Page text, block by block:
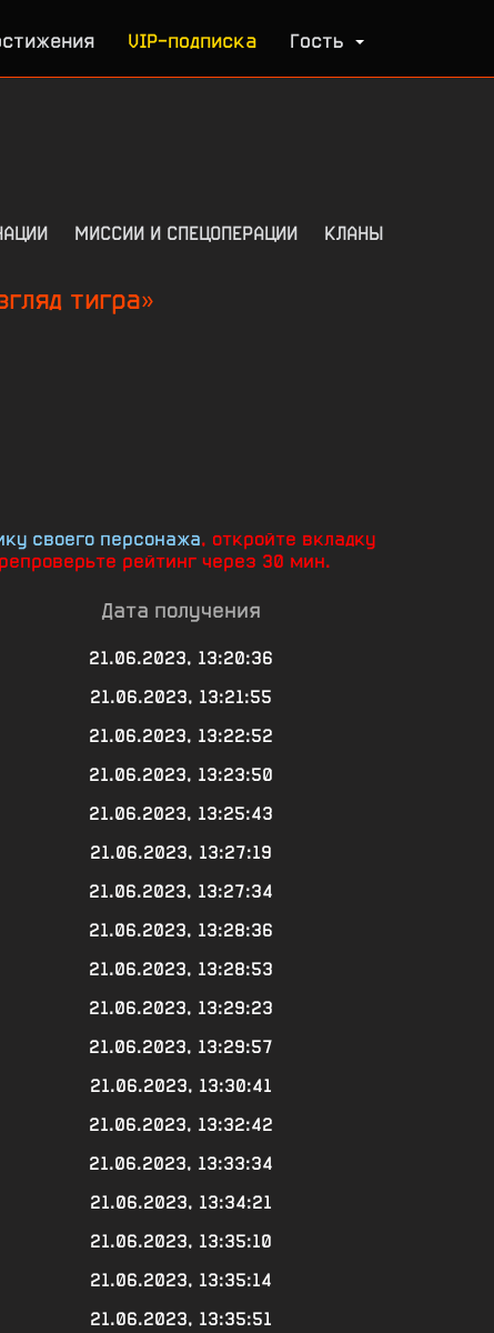
VIP-подписка Гость
МИССИИ И СПЕЦОПЕРАЦИИ КЛАНЫ
тигра»
своего персонажа, откройте вкладку
рейтинг через 30 мин.
Дата получения
21.06.2023, 13:20:36
21.06.2023, 13:21:55
21.06.2023, 13:22:52
21.06.2023, 13:23:50
21.06.2023, 13:25:43
21.06.2023, 13:27:19
21.06.2023, 13:27:34
21.06.2023, 13:28:36
21.06.2023, 13:28:53
21.06.2023, 13:29:23
21.06.2023, 13:29:57
21.06.2023, 13:30:41
21.06.2023, 13:32:42
21.06.2023, 13:33:34
21.06.2023, 13:34:21
21.06.2023, 13:35:10
21.06.2023, 13:35:14
21.06.2023, 13:35:51